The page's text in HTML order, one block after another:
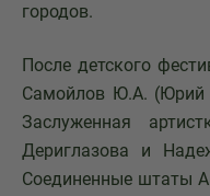
городов.
После детского
Самойлов Ю.А. (Юрий
Заслуженная
Дериглазова и
Соединенные штаты